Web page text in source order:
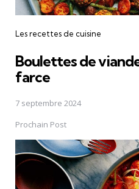
Les recettes de cuisine
Boulettes de
farce
7 septembre 2024
Prochain Post